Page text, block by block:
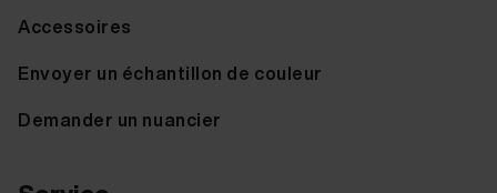
Accessoires
Envoyer un échantillon de couleur
Demander un nuancier